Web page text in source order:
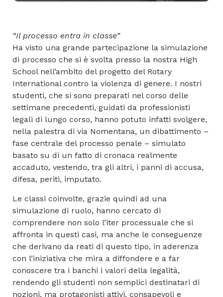
“Il processo entra in classe”
Ha visto una grande partecipazione la simulazione
di processo che si è svolta presso la nostra High
School nell’ambito del progetto del Rotary
International contro la violenza di genere. I nostri
studenti, che si sono preparati nel corso delle
settimane precedenti, guidati da professionisti
legali di lungo corso, hanno potuto infatti svolgere,
nella palestra di via Nomentana, un dibattimento –
fase centrale del processo penale – simulato
basato su di un fatto di cronaca realmente
accaduto, vestendo, tra gli altri, i panni di accusa,
difesa, periti, imputato.
Le classi coinvolte, grazie quindi ad una
simulazione di ruolo, hanno cercato di
comprendere non solo l’iter processuale che si
affronta in questi casi, ma anche le conseguenze
che derivano da reati di questo tipo, in aderenza
con l’iniziativa che mira a diffondere e a far
conoscere tra i banchi i valori della legalità,
rendendo gli studenti non semplici destinatari di
nozioni, ma protagonisti attivi, consapevoli e